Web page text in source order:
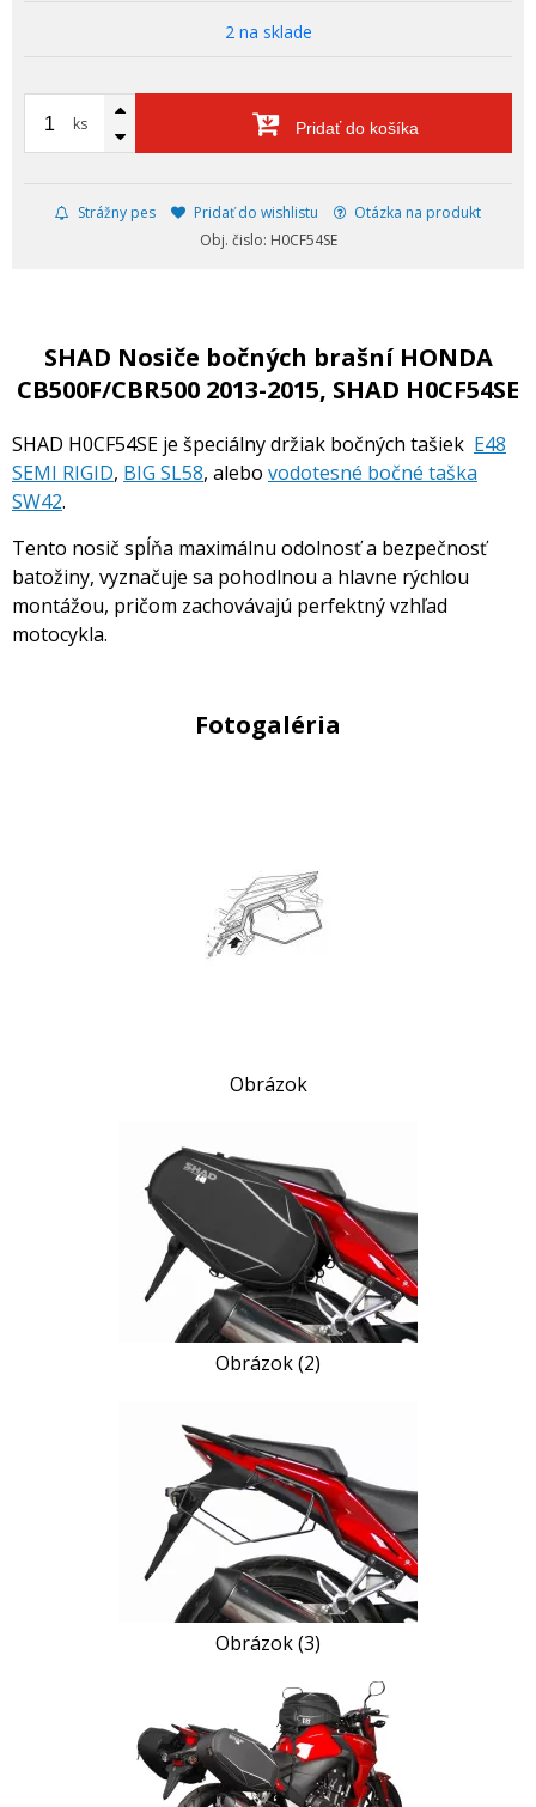
2 na sklade
ks Pridať do košíka
Strážny pes Pridať do wishlistu
Otázka na produkt
Obj. čislo: H0CF54SE
SHAD Nosiče bočných brašní HONDA
CB500F/CBR500 2013-2015, SHAD H0CF54SE
SHAD H0CF54SE je špeciálny držiak bočných tašiek E48
SEMI RIGID, BIG SL58, alebo vodotesné bočné taška
SW42.
Tento nosič spĺňa maximálnu odolnosť a bezpečnosť
batožiny, vyznačuje sa pohodlnou a hlavne rýchlou
montážou, pričom zachovávajú perfektný vzhľad
motocykla.
Fotogaléria
Obrázok
Obrázok (2)
Obrázok (3)